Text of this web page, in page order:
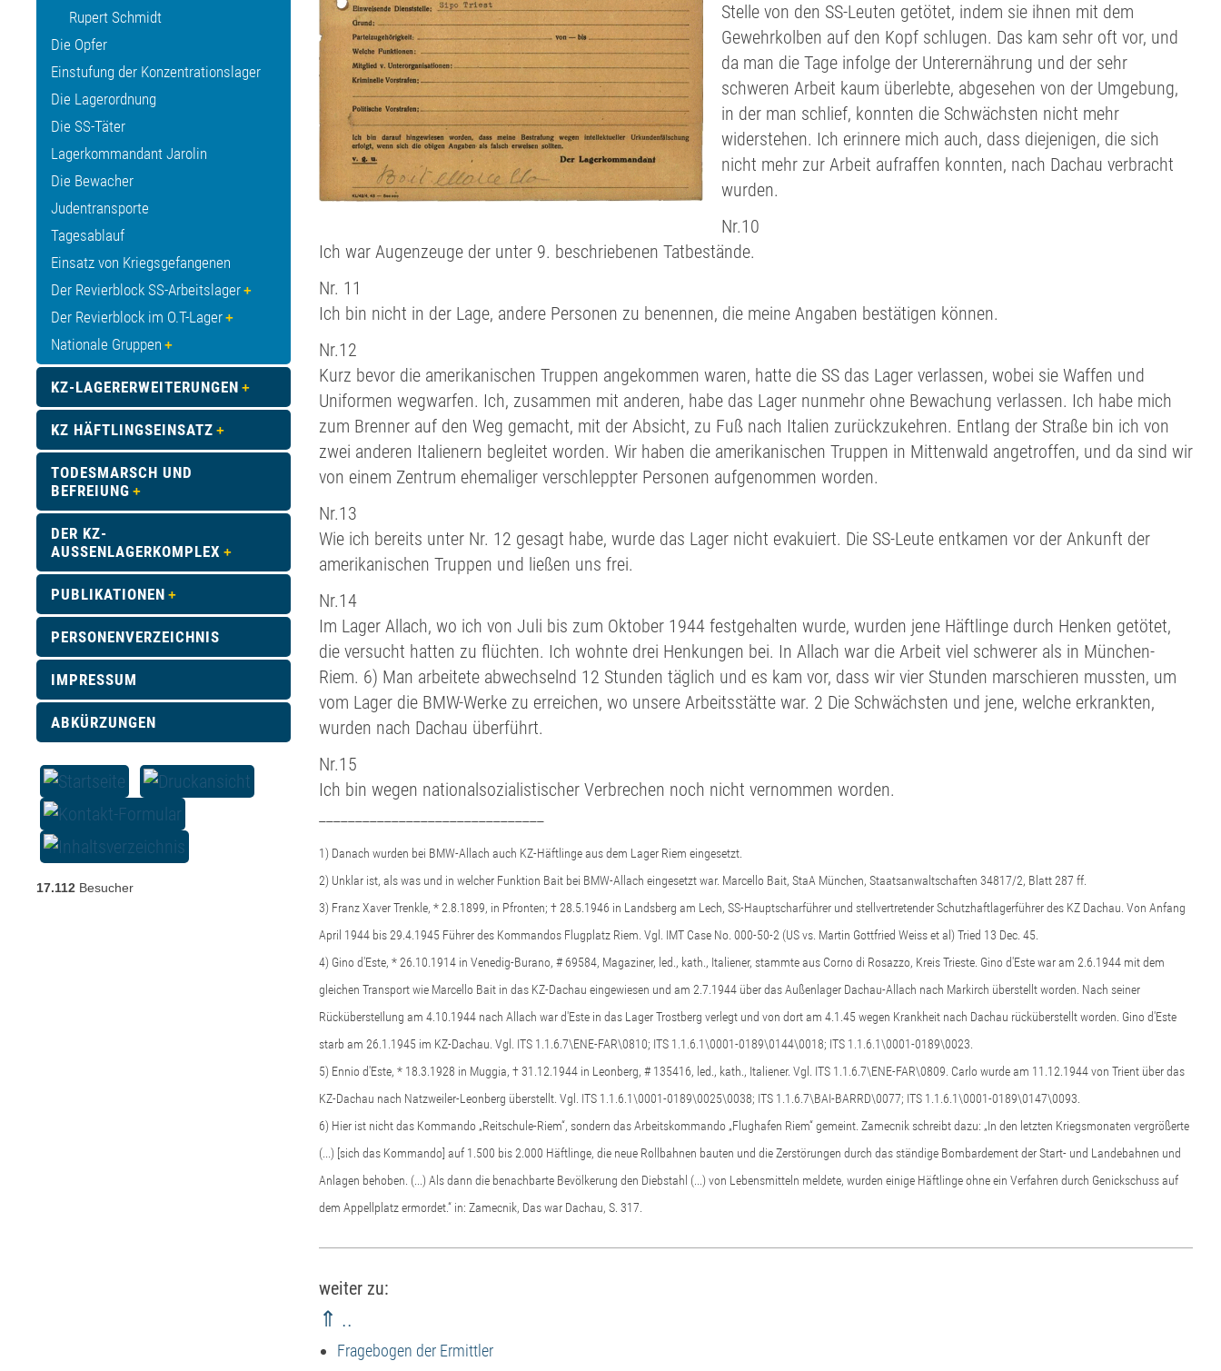
Stelle von den SS-Leuten getötet, indem sie ihnen mit dem
Gewehrkolben auf den Kopf schlugen. Das kam sehr oft vor, und
da man die Tage infolge der Unterernährung und der sehr
schweren Arbeit kaum überlebte, abgesehen von der Umgebung,
in der man schlief, konnten die Schwächsten nicht mehr
widerstehen. Ich erinnere mich auch, dass diejenigen, die sich
nicht mehr zur Arbeit aufraffen konnten, nach Dachau verbracht
wurden.
Nr.10
Ich war Augenzeuge der unter 9. beschriebenen Tatbestände.
Nr. 11
Ich bin nicht in der Lage, andere Personen zu benennen, die meine Angaben bestätigen können.
Nr.12
Kurz bevor die amerikanischen Truppen angekommen waren, hatte die SS das Lager verlassen, wobei sie Waffen und
Uniformen wegwarfen. Ich, zusammen mit anderen, habe das Lager nunmehr ohne Bewachung verlassen. Ich habe mich
zum Brenner auf den Weg gemacht, mit der Absicht, zu Fuß nach Italien zurückzukehren. Entlang der Straße bin ich von
zwei anderen Italienern begleitet worden. Wir haben die amerikanischen Truppen in Mittenwald angetroffen, und da sind wir
von einem Zentrum ehemaliger verschleppter Personen aufgenommen worden.
Nr.13
Wie ich bereits unter Nr. 12 gesagt habe, wurde das Lager nicht evakuiert. Die SS-Leute entkamen vor der Ankunft der
amerikanischen Truppen und ließen uns frei.
Nr.14
Im Lager Allach, wo ich von Juli bis zum Oktober 1944 festgehalten wurde, wurden jene Häftlinge durch Henken getötet,
die versucht hatten zu flüchten. Ich wohnte drei Henkungen bei. In Allach war die Arbeit viel schwerer als in München-
Riem. 6) Man arbeitete abwechselnd 12 Stunden täglich und es kam vor, dass wir vier Stunden marschieren mussten, um
vom Lager die BMW-Werke zu erreichen, wo unsere Arbeitsstätte war. 2 Die Schwächsten und jene, welche erkrankten,
wurden nach Dachau überführt.
Nr.15
Ich bin wegen nationalsozialistischer Verbrechen noch nicht vernommen worden.
1) Danach wurden bei BMW-Allach auch KZ-Häftlinge aus dem Lager Riem eingesetzt.
2) Unklar ist, als was und in welcher Funktion Bait bei BMW-Allach eingesetzt war. Marcello Bait, StaA München, Staatsanwaltschaften 34817/2, Blatt 287 ff.
3) Franz Xaver Trenkle, * 2.8.1899, in Pfronten; † 28.5.1946 in Landsberg am Lech, SS-Hauptscharführer und stellvertretender Schutzhaftlagerführer des KZ Dachau. Von Anfang
April 1944 bis 29.4.1945 Führer des Kommandos Flugplatz Riem. Vgl. IMT Case No 000-50-2 (US vs. Martin Gottfried Weiss et al) Tried 13 Dec. 45
4) Gino d'Este, * 26.10.1914 in Venedig-Burano, # 69584, Magaziner, led., kath., Italiener, stammte aus Corno di Rosazzo, Kreis Trieste. Gino d'Este war am 2.6.1944 mit dem
gleichen Transport wie Marcello Bait in das KZ-Dachau eingewiesen und am 2.7.1944 über das Außenlager Dachau-Allach nach Markirch überstellt worden. Nach seiner
RückübersteIlung am 4.10.1944 nach Allach war d'Este in das Lager Trostberg verlegt und von dort am 4.1.45 wegen Krankheit nach Dachau rücküberstellt worden. Gino d'Este
starb am 26.1.1945 im KZ-Dachau. Vgl. ITS 1.1.6.7\ENE-FAR\0810; ITS 1.1.6.1\0001-0189\0144\0018; ITS 1.1.6.1\0001-0189\0023.
5) Ennio d'Este, * 18.3.1928 in Muggia, † 31.12.1944 in Leonberg, # 135416, led., kath., Italiener. Vgl. ITS 1.1.6.7\ENE-FAR\0809. Carlo wurde am 11.12.1944 von Trient über das
KZ-Dachau nach Natzweiler-Leonberg überstellt. Vgl. ITS 1.1.6.1\0001-0189\0025\0038; ITS 1.1.6.7\BAI-BARRD\0077; ITS 1.1.6.1\0001-0189\0147\0093.
6) Hier ist nicht das Kommando „Reitschule-Riem“, sondern das Arbeitskommando „Flughafen Riem“ gemeint. Zamecnik schreibt dazu: „In den letzten Kriegsmonaten vergrößerte
(...) [sich das Kommando] auf 1.500 bis 2.000 Häftlinge, die neue Rollbahnen bauten und die Zerstörungen durch das ständige Bombardement der Start- und Landebahnen und
Anlagen behoben. (...) Als dann die benachbarte Bevölkerung den Diebstahl (...) von Lebensmitteln meldete, wurden einige Häftlinge ohne ein Verfahren durch Genickschuss auf
dem Appellplatz ermordet.“ in: Zamecnik, Das war Dachau, S. 317.
weiter zu:
⇑ ..
Fragebogen der Ermittler
Rupert Schmidt
Die Opfer
Einstufung der Konzentrationslager
Die Lagerordnung
Die SS-Täter
Lagerkommandant Jarolin
Die Bewacher
Judentransporte
Tagesablauf
Einsatz von Kriegsgefangenen
Der Revierblock SS-Arbeitslager
Der Revierblock im O.T-Lager
Nationale Gruppen
KZ-LAGERERWEITERUNGEN
KZ HÄFTLINGSEINSATZ
TODESMARSCH UND
BEFREIUNG
DER KZ-
AUSSENLAGERKOMPLEX
PUBLIKATIONEN
PERSONENVERZEICHNIS
IMPRESSUM
ABKÜRZUNGEN
17.112 Besucher